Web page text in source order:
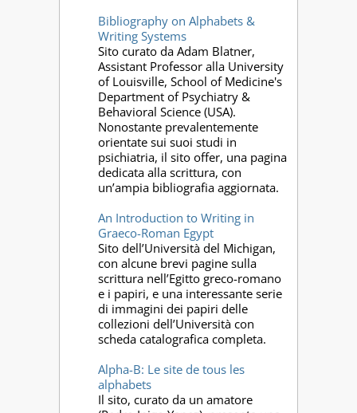
Bibliography on Alphabets &
Writing Systems
Sito curato da Adam Blatner,
Assistant Professor alla University
of Louisville, School of Medicine's
Department of Psychiatry &
Behavioral Science (USA).
Nonostante prevalentemente
orientate sui suoi studi in
psichiatria, il sito offer, una pagina
dedicata alla scrittura, con
un’ampia bibliografia aggiornata.
An Introduction to Writing in
Graeco-Roman Egypt
Sito dell’Università del Michigan,
con alcune brevi pagine sulla
scrittura nell’Egitto greco-romano
e i papiri, e una interessante serie
di immagini dei papiri delle
collezioni dell’Università con
scheda catalografica completa.
Alpha-B: Le site de tous les
alphabets
Il sito, curato da un amatore